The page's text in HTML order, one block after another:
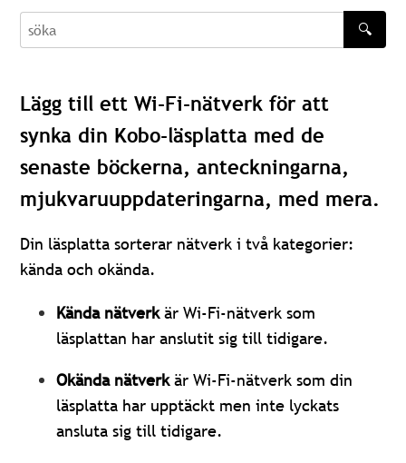
söka
🔍
Lägg till ett Wi-Fi-nätverk för att
synka din Kobo-läsplatta med de
senaste böckerna, anteckningarna,
mjukvaruuppdateringarna, med mera.
Din läsplatta sorterar nätverk i två kategorier:
kända och okända.
Kända nätverkär Wi-Fi-nätverk som
läsplattan har anslutit sig till tidigare.
Okända nätverkär Wi-Fi-nätverk som din
läsplatta har upptäckt men inte lyckats
ansluta sig till tidigare.